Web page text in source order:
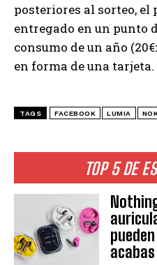
TOP 5 DE
posteriores al sorteo, el
entregado en un punto
consumo de un año
en forma de una tarjeta.
TAGS FACEBOOK LUMIA